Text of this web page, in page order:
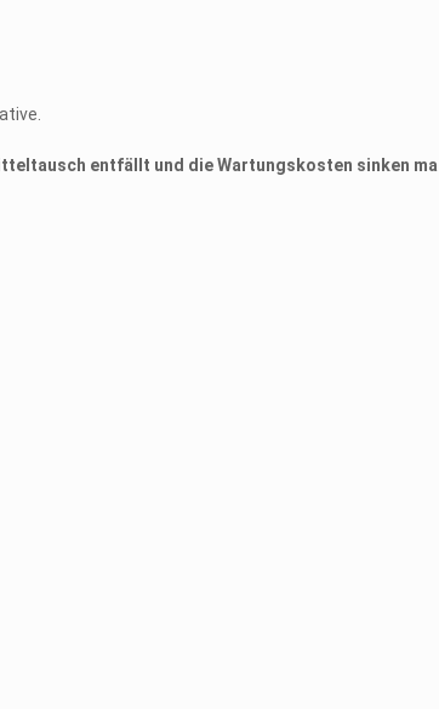
entfällt und die Wartungskosten sinken